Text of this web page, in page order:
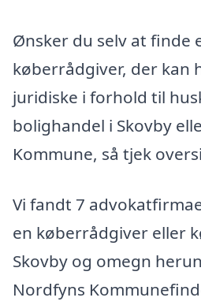
Ønsker du selv at finde
køberrådgiver, der kan
juridiske i forhold til
bolighandel i Skovby
Kommune, så tjek
Vi fandt 7
en køberrådgiver eller
Skovby og omegn
Nordfyns